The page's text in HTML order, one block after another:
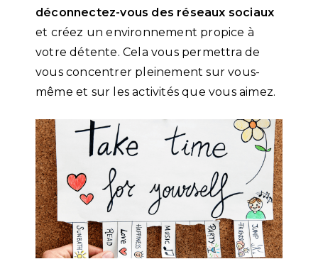
déconnectez-vous des réseaux sociaux
et créez un environnement propice à
votre détente. Cela vous permettra de
vous concentrer pleinement sur vous-
même et sur les activités que vous aimez.